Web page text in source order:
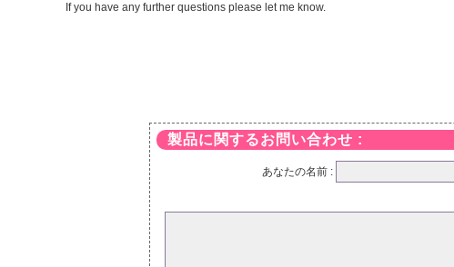
If you have any further questions please let me know.
製品に関するお問い合わせ :
あなたの名前 :